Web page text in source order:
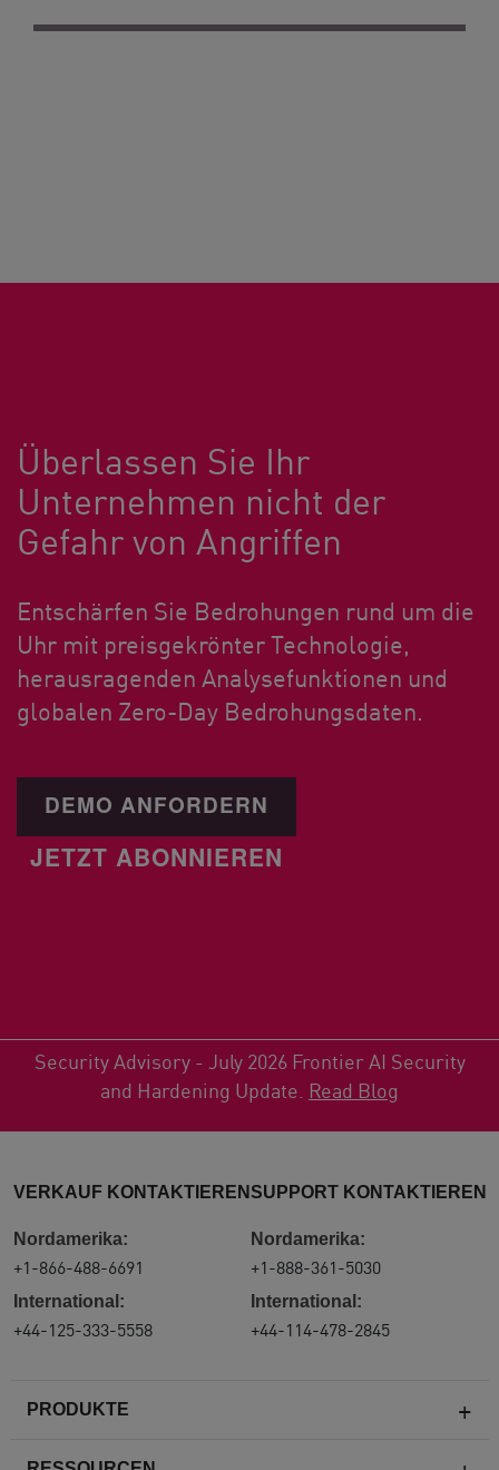
Überlassen Sie Ihr
Unternehmen nicht der
Gefahr von Angriffen
Entschärfen Sie Bedrohungen rund um die
Uhr mit preisgekrönter Technologie,
herausragenden Analysefunktionen und
globalen Zero-Day Bedrohungsdaten.
DEMO ANFORDERN
JETZT ABONNIEREN
Security Advisory - July 2026 Frontier AI Security
and Hardening Update. Read Blog
PRODUKTE
VERKAUF KONTAKTIEREN
Nordamerika:
+1-866-488-6691
International:
+44-125-333-5558
SUPPORT KONTAKTIEREN
Nordamerika:
+1-888-361-5030
International:
+44-114-478-2845